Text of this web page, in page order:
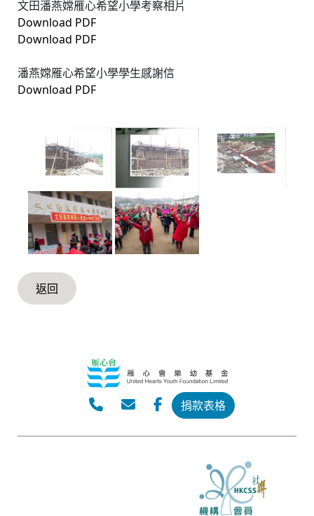
文田潘燕嫦雁心希望小學考察相片
Download PDF
Download PDF
潘燕嫦雁心希望小學學生感謝信
Download PDF
返回
捐款表格